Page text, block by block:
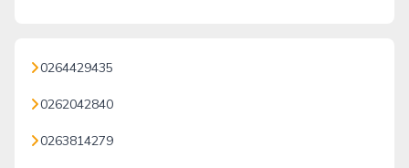
0264429435
0262042840
0263814279